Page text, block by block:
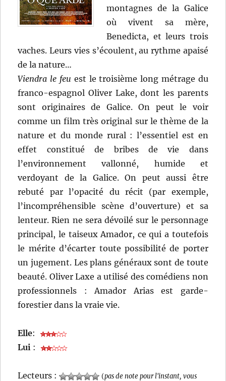
montagnes de la Galice
où vivent sa mère,
Benedicta, et leurs trois
vaches. Leurs vies s’écoulent, au rythme apaisé
de la nature…
Viendra le feu est le troisième long métrage du
franco-espagnol Oliver Lake, dont les parents
sont originaires de Galice. On peut le voir
comme un film très original sur le thème de la
nature et du monde rural : l’essentiel est en
effet constitué de bribes de vie dans
l’environnement vallonné, humide et
verdoyant de la Galice. On peut aussi être
rebuté par l’opacité du récit (par exemple,
l’incompréhensible scène d’ouverture) et sa
lenteur. Rien ne sera dévoilé sur le personnage
principal, le taiseux Amador, ce qui a toutefois
le mérite d’écarter toute possibilité de porter
un jugement. Les plans généraux sont de toute
beauté. Oliver Laxe a utilisé des comédiens non
professionnels : Amador Arias est garde-
forestier dans la vraie vie.
Elle:
Lui :
Lecteurs : (pas de note pour l'instant, vous